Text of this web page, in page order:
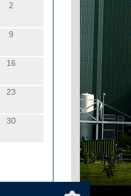
2
9
16
23
30